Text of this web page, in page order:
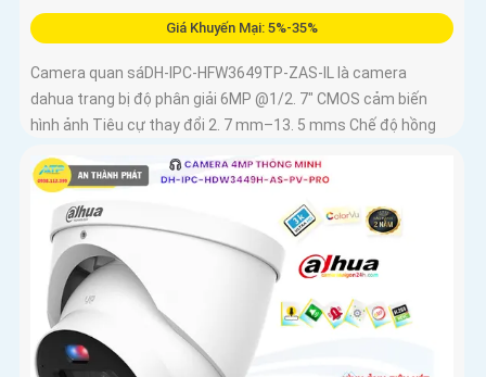
Giá Khuyến Mại: 5%-35%
Camera quan sáDH-IPC-HFW3649TP-ZAS-IL là camera
dahua trang bị độ phân giải 6MP @1/2. 7" CMOS cảm biến
hình ảnh Tiêu cự thay đổi 2. 7 mm–13. 5 mms Chế độ hồng